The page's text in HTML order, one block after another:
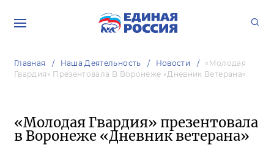
Главная Наша Деятельность Новости
«Молодая
Гвардия» Презентовала В Воронеже «Дневник Ветерана»
«Молодая Гвардия» презентовала
в Воронеже «Дневник ветерана»